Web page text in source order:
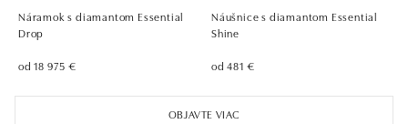
zajtra otvorené od 09:00
Roztylská 2321/19, 148 00 Praha 4 - Chodov
OBJAVTE VIAC
Náramok s diamantom Essential
Drop
od 18 975 €
Náušnice s diamantom Essential
Shine
od 481 €